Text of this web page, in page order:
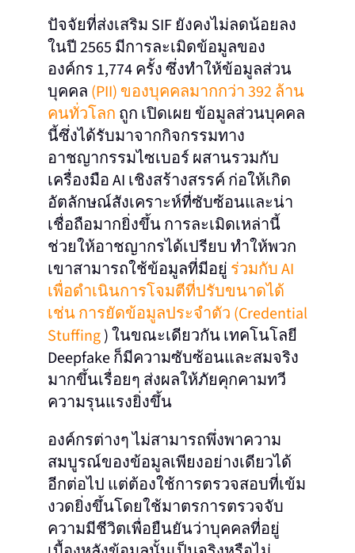
ปัจจัยที่ส่งเสริม SIF ยังคงไม่ลดน้อยลง
ในปี 2565 มีการละเมิดข้อมูลของ
องค์กร 1,774 ครั้ง ซึ่งทำให้ข้อมูลส่วน
บุคคล (PII) ของบุคคลมากกว่า 392 ล้าน
คนทั่วโลก ถูก เปิดเผย ข้อมูลส่วนบุคคล
นี้ซึ่งได้รับมาจากกิจกรรมทาง
อาชญากรรมไซเบอร์ ผสานรวมกับ
เครื่องมือ AI เชิงสร้างสรรค์ ก่อให้เกิด
อัตลักษณ์สังเคราะห์ที่ซับซ้อนและน่า
เชื่อถือมากยิ่งขึ้น การละเมิดเหล่านี้
ช่วยให้อาชญากรได้เปรียบ ทำให้พวก
เขาสามารถใช้ข้อมูลที่มีอยู่ ร่วมกับ AI
เพื่อดำเนินการโจมตีที่ปรับขนาดได้
เช่น การยัดข้อมูลประจำตัว (Credential
Stuffing) ในขณะเดียวกัน เทคโนโลยี
Deepfake ก็มีความซับซ้อนและสมจริง
มากขึ้นเรื่อยๆ ส่งผลให้ภัยคุกคามทวี
ความรุนแรงยิ่งขึ้น
องค์กรต่างๆ ไม่สามารถพึ่งพาความ
สมบูรณ์ของข้อมูลเพียงอย่างเดียวได้
อีกต่อไป แต่ต้องใช้การตรวจสอบที่เข้ม
งวดยิ่งขึ้นโดยใช้มาตรการตรวจจับ
ความมีชีวิตเพื่อยืนยันว่าบุคคลที่อยู่